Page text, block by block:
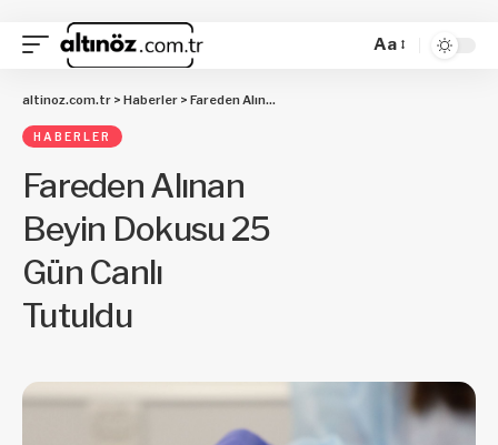
Aa
altinoz.com.tr > Haberler > Fareden Alınan Beyin Dokusu 25 Gün Canlı Tutuldu
HABERLER
Fareden Alınan
Beyin Dokusu 25
Gün Canlı
Tutuldu